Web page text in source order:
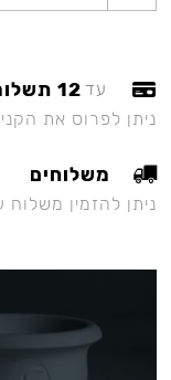
עד 12 תשלומים
ניתן לפרוס את
משלוחים
ניתן להזמין משלוח